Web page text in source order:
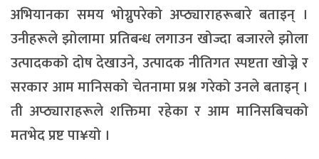
अभियानका समय भोग्नुपरेको अप्ठ्याराहरूबारे बताइन् ।
उनीहरूले झोलामा प्रतिबन्ध लगाउन खोज्दा बजारले झोला
उत्पादकको दोष देखाउने, उत्पादक नीतिगत स्पष्टता खोज्ने र
सरकार आम मानिसको चेतनामा प्रश्न गरेको उनले बताइन् ।
ती अप्ठ्याराहरूले शक्तिमा रहेका र आम मानिसबिचको
मतभेद प्रष्ट पा¥यो ।